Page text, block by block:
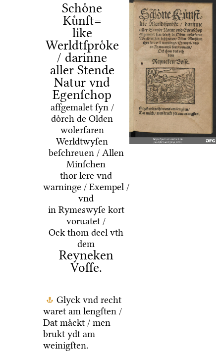
Schoͤne
Kuͤnſt=
like
Werldtſproͤke
/ darinne
aller Stende
Natur vnd
Egenſchop
affgemalet ſyn /
doͤrch de Olden
wolerfaren
Werldtwyſen
beſchreuen / Allen
Minſchen
thor lere vnd
warninge / Exempel /
vnd
in Rymeswyſe kort
voruatet /
Ock thom deel vth
dem
Reyneken
Voſſe.
Glyck vnd recht
waret am lengſten /
Dat maͤckt / men
brukt ydt am
weinigſten.